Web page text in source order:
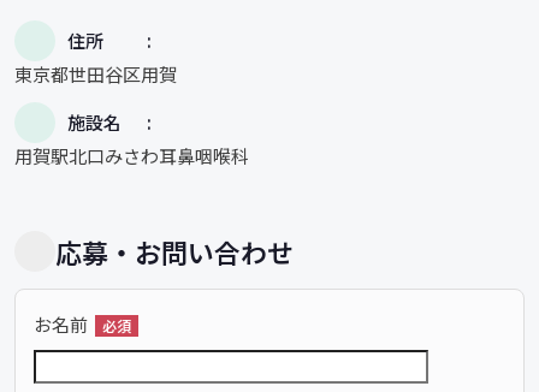
住所
東京都世田谷区用賀
施設名
用賀駅北口みさわ耳鼻咽喉科
応募・お問い合わせ
お名前 必須